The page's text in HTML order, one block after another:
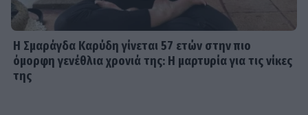
SHOWBIZ
έχω κάνει κάποια καριέρα»
Η Σμαράγδα Καρύδη γίνεται 57 ετών στην πιο
όμορφη γενέθλια χρονιά της: Η μαρτυρία για τις νίκες
της